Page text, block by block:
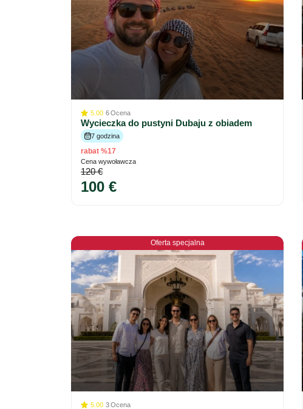
5.00 6Ocena
Wycieczka do pustyni Dubaju z obiadem
7 godzina
rabat %17
Cena wywoławcza
120 €
100 €
Oferta specjalna
5.00 3Ocena